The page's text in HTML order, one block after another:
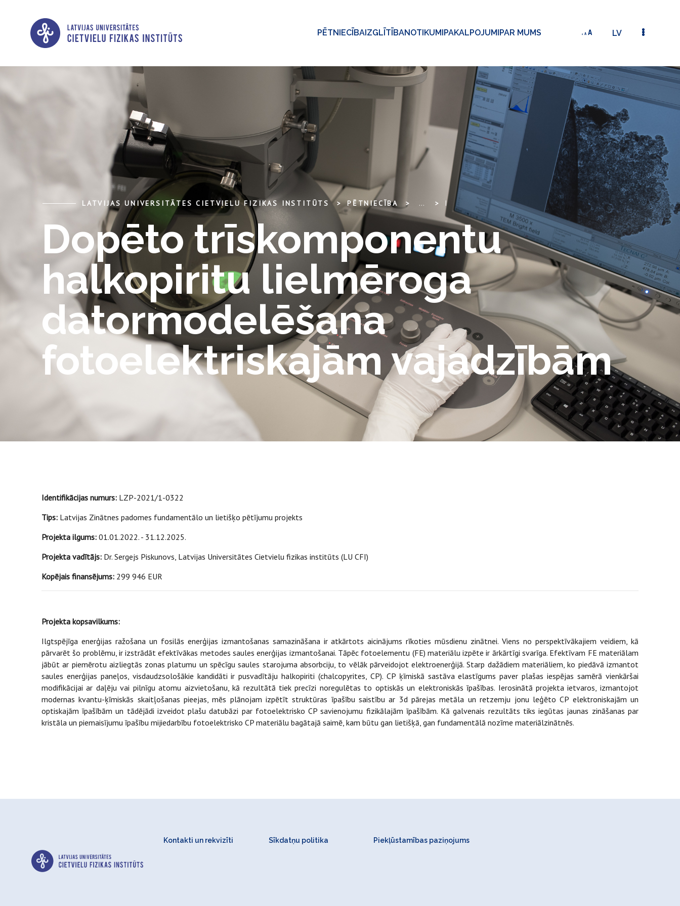
PĒTNIECĪBAIZGLĪTĪBANOTIKUMIPAKALPOJUMIPAR MUMS LV
LATVIJAS UNIVERSITĀTES CIETVIELU FIZIKAS INSTITŪTS PĒTNIECĪBA ... DOPĒTO TRĪSKOMPONENTU HALKOPIRITU LIELMĒROGA DATORMODELĒŠANA FOTOELEKTRISKAJĀM VAJADZĪBĀM
Dopēto trīskomponentu
halkopiritu lielmēroga
datormodelēšana
fotoelektriskajām vajadzībām
Identifikācijas numurs: LZP-2021/1-0322
Tips: Latvijas Zinātnes padomes fundamentālo un lietišķo pētījumu projekts
Projekta ilgums: 01.01.2022. - 31.12.2025.
Projekta vadītājs: Dr. Sergejs Piskunovs, Latvijas Universitātes Cietvielu fizikas institūts (LU CFI)
Kopējais finansējums: 299 946 EUR
Projekta kopsavilkums:
Ilgtspējīga enerģijas ražošana un fosilās enerģijas izmantošanas samazināšana ir atkārtots aicinājums rīkoties mūsdienu zinātnei. Viens no perspektīvākajiem veidiem, kā
pārvarēt šo problēmu, ir izstrādāt efektīvākas metodes saules enerģijas izmantošanai. Tāpēc fotoelementu (FE) materiālu izpēte ir ārkārtīgi svarīga. Efektīvam FE materiālam
jābūt ar piemērotu aizliegtās zonas platumu un spēcīgu saules starojuma absorbciju, to vēlāk pārveidojot elektroenerģijā. Starp dažādiem materiāliem, ko piedāvā izmantot
saules enerģijas paneļos, visdaudzsološākie kandidāti ir pusvadītāju halkopiriti (chalcopyrites, CP). CP ķīmiskā sastāva elastīgums paver plašas iespējas samērā vienkāršai
modifikācijai ar daļēju vai pilnīgu atomu aizvietošanu, kā rezultātā tiek precīzi noregulētas to optiskās un elektroniskās īpašības. Ierosinātā projekta ietvaros, izmantojot
modernas kvantu-ķīmiskās skaitļošanas pieejas, mēs plānojam izpētīt struktūras īpašību saistību ar 3d pārejas metāla un retzemju jonu leģēto CP elektroniskajām un
optiskajām īpašībām un tādējādi izveidot plašu datubāzi par fotoelektrisko CP savienojumu fizikālajām īpašībām. Kā galvenais rezultāts tiks iegūtas jaunas zināšanas par
kristāla un piemaisījumu īpašību mijiedarbību fotoelektrisko CP materiālu bagātajā saimē, kam būtu gan lietišķā, gan fundamentālā nozīme materiālzinātnēs.
Kontakti un rekvizīti Sīkdatņu politika Piekļūstamības paziņojums